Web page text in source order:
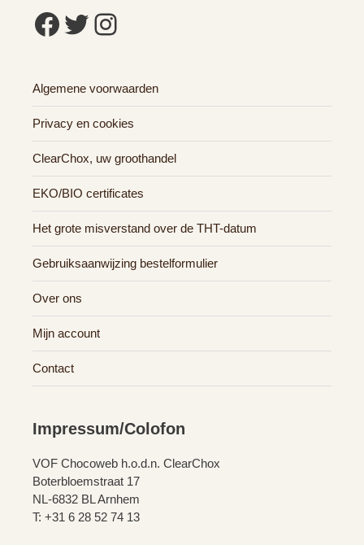
Facebook
Twitter
Instagram
Algemene voorwaarden
Privacy en cookies
ClearChox, uw groothandel
EKO/BIO certificates
Het grote misverstand over de THT-datum
Gebruiksaanwijzing bestelformulier
Over ons
Mijn account
Contact
Impressum/Colofon
VOF Chocoweb h.o.d.n. ClearChox
Boterbloemstraat 17
NL-6832 BL Arnhem
T: +31 6 28 52 74 13